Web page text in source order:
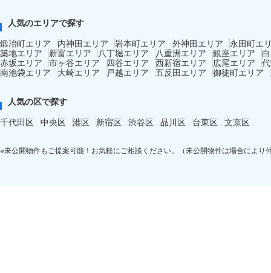
人気のエリアで探す
鍛冶町エリア
内神田エリア 岩本町エリア 外神田エリア
永田町エ
築地エリア
新富エリア 八丁堀エリア 八重洲エリア 銀座エリア
赤坂エリア 市ヶ谷エリア 四谷エリア 西新宿エリア 広尾エリア
南池袋エリア
大崎エリア 戸越エリア 五反田エリア 御徒町エリア
人気の区で探す
千代田区 中央区 港区 新宿区 渋谷区 品川区 台東区 文京区
※未公開物件もご提案可能！お気軽にご相談ください。（未公開物件は場合により